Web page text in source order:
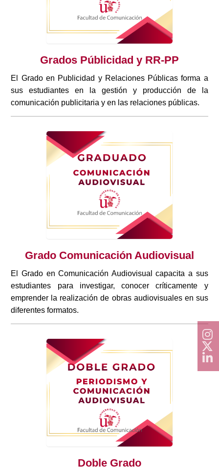
Grados Públicidad y RR-PP
El Grado en Publicidad y Relaciones Públicas forma a
sus estudiantes en la gestión y producción de la
comunicación publicitaria y en las relaciones públicas.
Grado Comunicación Audiovisual
El Grado en Comunicación Audiovisual capacita a sus
estudiantes para investigar, conocer críticamente y
emprender la realización de obras audiovisuales en sus
diferentes formatos.
Doble Grado